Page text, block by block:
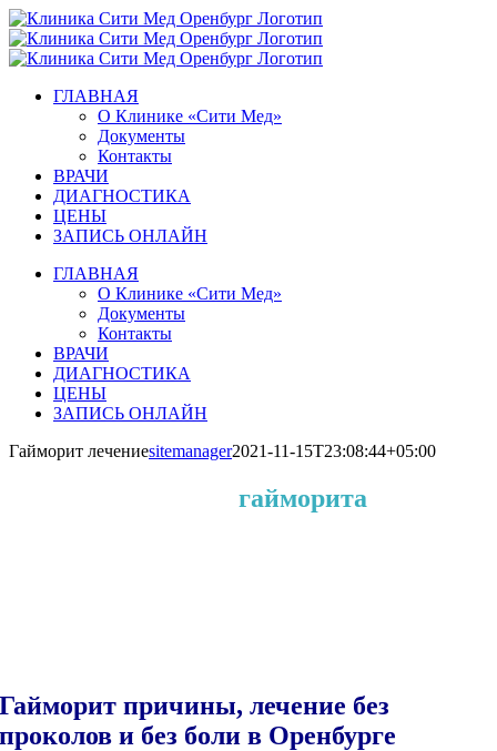
Skip
to
content
ГЛАВНАЯ
О Клинике «Сити Мед»
Документы
Контакты
ВРАЧИ
ДИАГНОСТИКА
ЦЕНЫ
ЗАПИСЬ ОНЛАЙН
ГЛАВНАЯ
О Клинике «Сити Мед»
Документы
Контакты
ВРАЧИ
ДИАГНОСТИКА
ЦЕНЫ
ЗАПИСЬ ОНЛАЙН
Гайморит лечениеsitemanager2021-11-15T23:08:44+05:00
гайморита
Гайморит причины, лечение без
проколов и без боли в Оренбурге